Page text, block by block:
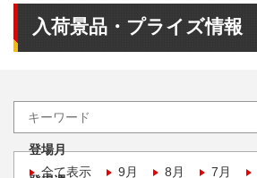
入荷景品・プライズ情報
登場月
全て表示
9月 8月 7月